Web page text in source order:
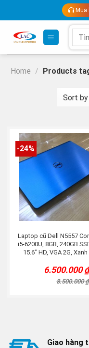
content
Mua
for:
Home / Products
-24%
Laptop cũ Dell N5557
i5-6200U, 8GB, 240GB
15.6” HD, VGA 2G, Xanh
8.500.000₫
Original
was:
6.500.000₫
Current
is:
Giao hàng